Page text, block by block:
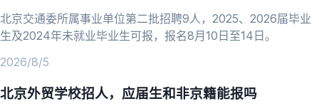
北京交通委所属事业单位第二批招聘9人，2025、2026届毕业
生及2024年未就业毕业生可报，报名8月10日至14日。
2026/8/5
北京外贸学校招人，应届生和非京籍能报吗